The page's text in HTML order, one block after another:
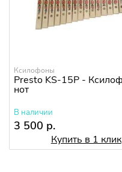
Ксилофоны
Presto KS-15P -
нот
В наличии
3 500 р.
Купить в 1 клик